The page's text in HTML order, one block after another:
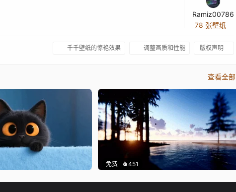
Ramiz00786
78 张壁纸
千千壁纸的惊艳效果 调整画质和性能 版权声明
查看全部
免费 451